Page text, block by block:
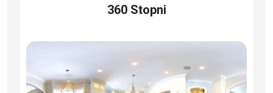
360 Stopni